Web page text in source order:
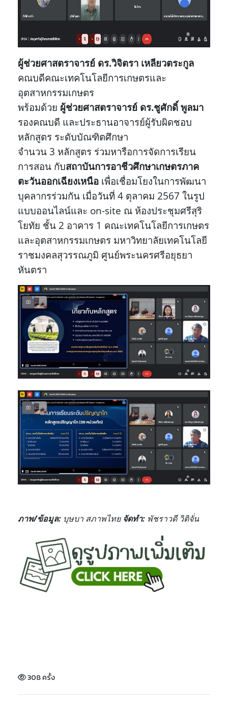
ผู้ช่วยศาสตราจารย์ ดร.วิจิตรา เหลียวตระกูล
คณบดีคณะเทคโนโลยีการเกษตรและ
อุตสาหกรรมเกษตร
พร้อมด้วย ผู้ช่วยศาสตราจารย์ ดร.ชูศักดิ์ พูลมา
รองคณบดี และประธานอาจารย์ผู้รับผิดชอบ
หลักสูตร ระดับบัณฑิตศึกษา
จำนวน 3 หลักสูตร ร่วมหารือการจัดการเรียน
การสอน กับสถาบันการอาชีวศึกษาเกษตรภาค
ตะวันออกเฉียงเหนือ เพื่อเชื่อมโยงในการพัฒนา
บุคลากรร่วมกัน เมื่อวันที่ 4 ตุลาคม 2567 ในรูป
แบบออนไลน์และ on-site ณ ห้องประชุมศรีสุริ
โยทัย ชั้น 2 อาคาร 1 คณะเทคโนโลยีการเกษตร
และอุตสาหกรรมเกษตร มหาวิทยาลัยเทคโนโลยี
ราชมงคลสุวรรณภูมิ ศูนย์พระนครศรีอยุธยา
หันตรา
ภาพ/ข้อมูล: บุษบา สภาพไทยจัดทำ: พัชราวดี วิติจั่น
308 ครั้ง